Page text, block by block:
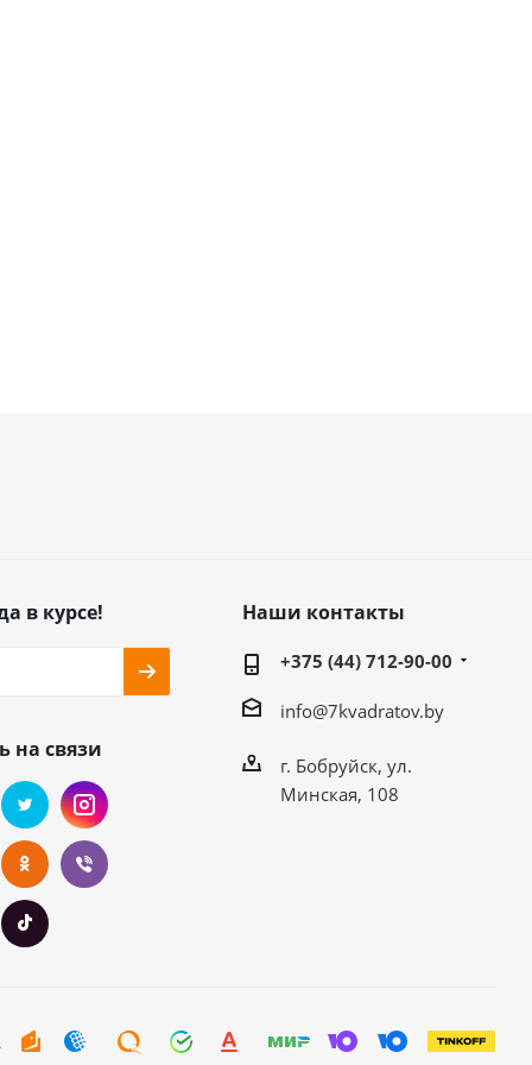
в курсе!
на связи
Наши контакты
+375 (44) 712-90-00
info@7kvadratov.by
г. Бобруйск, ул.
Минская, 108